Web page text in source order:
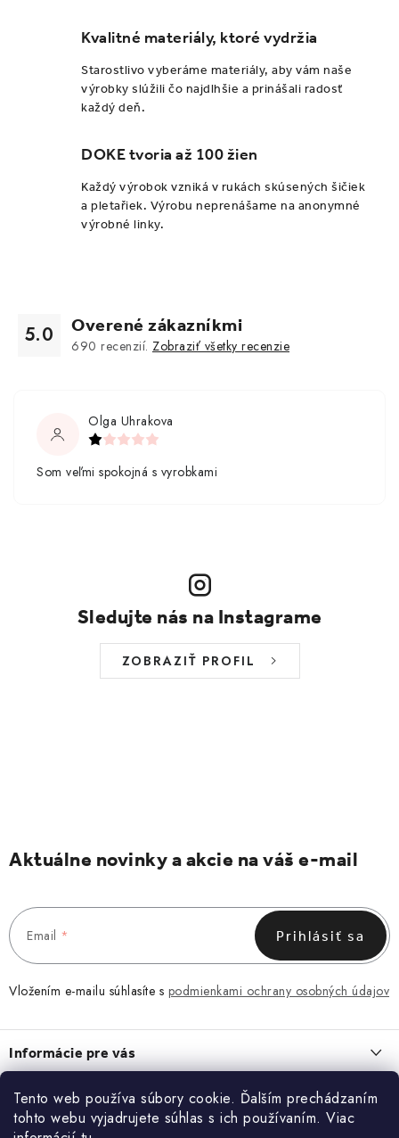
Tento web používa súbory cookie. Ďalším prechádzaním
tohto webu vyjadrujete súhlas s ich používaním. Viac
Kvalitné materiály, ktoré vydržia
Starostlivo vyberáme materiály, aby vám naše
výrobky slúžili čo najdlhšie a prinášali radosť
každý deň.
DOKE tvoria až 100 žien
Každý výrobok vzniká v rukách skúsených šičiek
a pletařiek. Výrobu neprenášame na anonymné
výrobné linky.
5.0 Overené zákazníkmi
690 recenzií. Zobraziť všetky recenzie
Olga Uhrakova
Som veľmi spokojná s vyrobkami
Sledujte nás na Instagrame
ZOBRAZIŤ PROFIL
Aktuálne novinky a akcie na váš e-mail
Email
Vložením e-mailu súhlasíte s podmienkami ochrany osobných údajov
Prihlásiť sa
á
pInformácie pre vás
Zásady spracovania a ochrany osobných údajov
O NÁS
O nás